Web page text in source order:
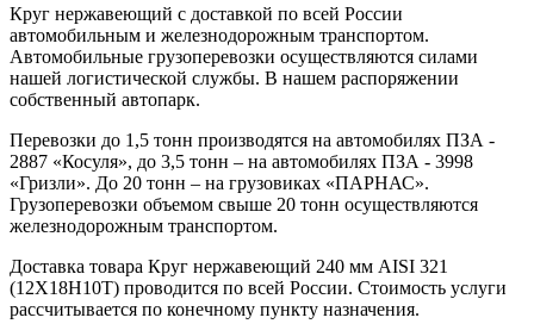
Круг нержавеющий с доставкой по всей России
автомобильным и железнодорожным транспортом.
Автомобильные грузоперевозки осуществляются силами
нашей логистической службы. В нашем распоряжении
собственный автопарк.
Перевозки до 1,5 тонн производятся на автомобилях ПЗА -
2887 «Косуля», до 3,5 тонн – на автомобилях ПЗА - 3998
«Гризли». До 20 тонн – на грузовиках «ПАРНАС».
Грузоперевозки объемом свыше 20 тонн осуществляются
железнодорожным транспортом.
Доставка товара Круг нержавеющий 240 мм AISI 321
(12Х18Н10Т) проводится по всей России. Стоимость услуги
рассчитывается по конечному пункту назначения.